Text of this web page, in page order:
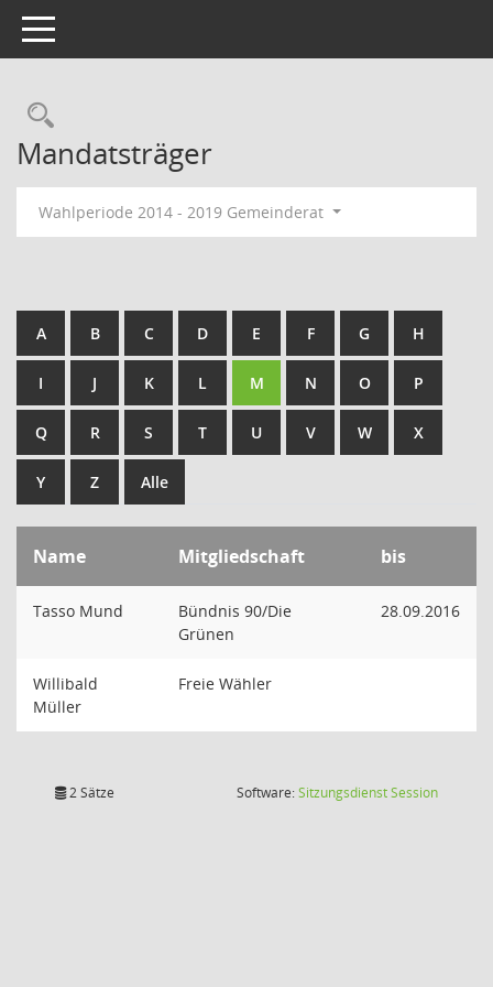
Toggle navigation
Rechercheauswahl
Mandatsträger
Wahlperiode 2014 - 2019 Gemeinderat
A B C D E F G H
I J K L M N O P
Q R S T U V W X
Y Z Alle
Name Mitgliedschaft bis
Tasso Mund
Bündnis 90/Die
Grünen
28.09.2016
Willibald
Müller
Freie Wähler
2 Sätze Software:SitzungsdienstSession(Wird in